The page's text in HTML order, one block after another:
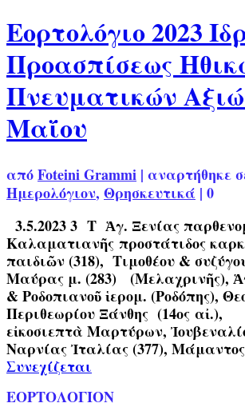
Εορτολόγιο 2023
Προασπίσεως
Πνευματικών
Μαΐου
απόFoteini Grammi | αναρτήθηκε
Ημερολόγιον, Θρησκευτικά | 0
3.5.2023 3 Τ Ἁγ. Ξενίας
Καλαματιανῆς προστάτιδος
παιδιῶν (318), Τιμοθέου &
Μαύρας μ. (283) (Μελαχρινῆς),
& Ροδοπιανοῦ ἱερομ. (Ροδόπης),
Περιθεωρίου Ξάνθης (14ος
εἰκοσιεπτὰ Μαρτύρων,
Ναρνίας Ἰταλίας (377),
Συνεχίζεται
ΕΟΡΤΟΛΟΓΙΟΝ